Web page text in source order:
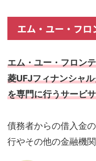
エム・ユー・フロ
エム・ユー・フロン
菱UFJフィナンシャ
を専門に行うサービ
債務者からの借入金
行やその他の金融機